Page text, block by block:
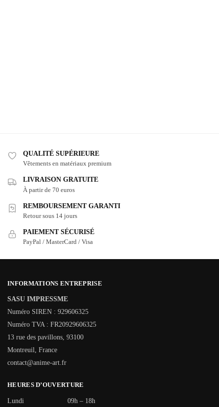
QUALITÉ SUPÉRIEURE
Vêtements en matériaux premium
LIVRAISON GRATUITE
À partir de 70 euros
REMBOURSEMENT GARANTI
Retour sous 14 jours
PAIEMENT SÉCURISÉ
PayPal / MasterCard / Visa
INFORMATIONS ENTREPRISE
SASU IMPRESSME
Numéro SIREN : 929606325
Numéro TVA : FR20929606325
13 rue des pavillons, 93100
Montreuil, France
contact@anime-art.fr
HEURES D’OUVERTURE
Lundi
09h – 18h